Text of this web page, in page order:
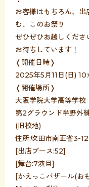
お客様はもちろん、
む、このお祭り
ぜひぜひお越しくださ
お待ちしています！
❬開催日時❭
2025年5月11日(日)
❬開催場所❭
大阪学院大学高等学校
第2グラウンド半野外
(旧校地)
住所:吹田市南正雀3-
[出店ブース:52]
[舞台:7演目]
[かえっこバザール(お